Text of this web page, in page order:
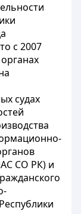
с 2007
судах
СО РК) и